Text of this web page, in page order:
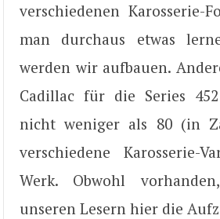
verschiedenen Karosserie-
man durchaus etwas
werden wir aufbauen.
Cadillac für die Series
nicht weniger als 80 (in
verschiedene Karosserie-
Werk. Obwohl
unseren Lesern hier die